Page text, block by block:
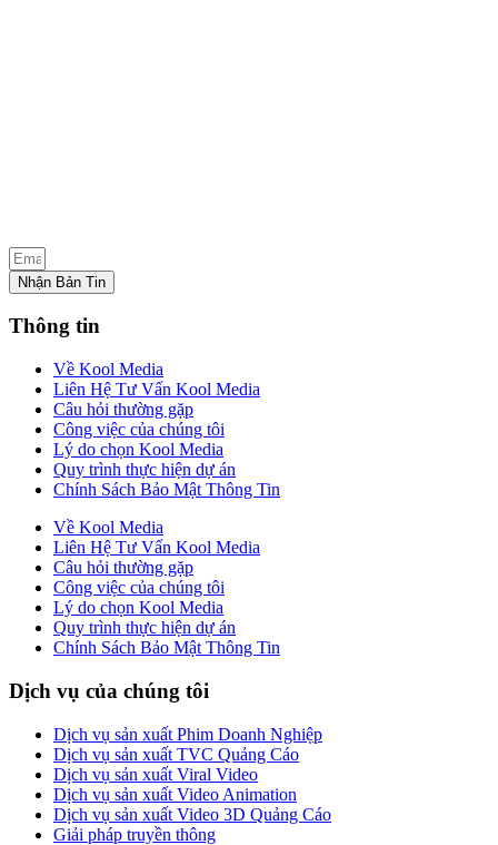
Nhận Bản Tin
Thông tin
Về Kool Media
Liên Hệ Tư Vấn Kool Media
Câu hỏi thường gặp
Công việc của chúng tôi
Lý do chọn Kool Media
Quy trình thực hiện dự án
Chính Sách Bảo Mật Thông Tin
Về Kool Media
Liên Hệ Tư Vấn Kool Media
Câu hỏi thường gặp
Công việc của chúng tôi
Lý do chọn Kool Media
Quy trình thực hiện dự án
Chính Sách Bảo Mật Thông Tin
Dịch vụ của chúng tôi
Dịch vụ sản xuất Phim Doanh Nghiệp
Dịch vụ sản xuất TVC Quảng Cáo
Dịch vụ sản xuất Viral Video
Dịch vụ sản xuất Video Animation
Dịch vụ sản xuất Video 3D Quảng Cáo
Giải pháp truyền thông